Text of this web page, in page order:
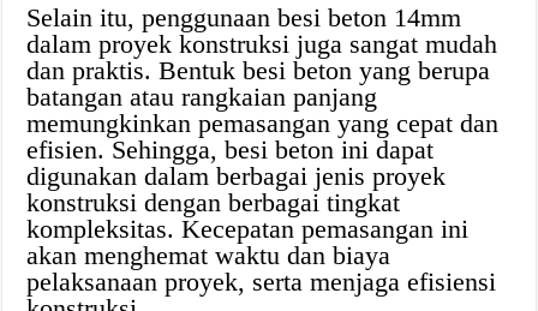
Selain itu, penggunaan besi beton 14mm
dalam proyek konstruksi juga sangat mudah
dan praktis. Bentuk besi beton yang berupa
batangan atau rangkaian panjang
memungkinkan pemasangan yang cepat dan
efisien. Sehingga, besi beton ini dapat
digunakan dalam berbagai jenis proyek
konstruksi dengan berbagai tingkat
kompleksitas. Kecepatan pemasangan ini
akan menghemat waktu dan biaya
pelaksanaan proyek, serta menjaga efisiensi